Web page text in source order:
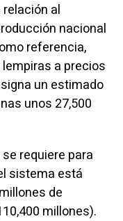
al
nacional
referencia,
a precios
un estimado
unos 27,500
requiere para
sistema está
de
millones).